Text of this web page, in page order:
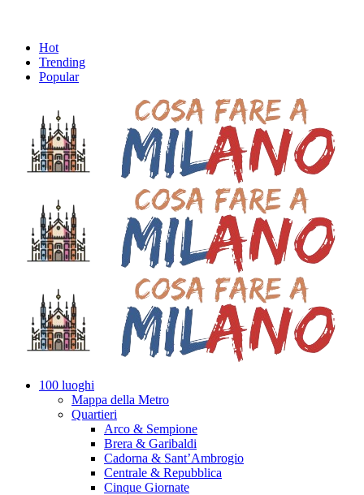
Hot
Trending
Popular
100 luoghi
Mappa della Metro
Quartieri
Arco & Sempione
Brera & Garibaldi
Cadorna & Sant’Ambrogio
Centrale & Repubblica
Cinque Giornate